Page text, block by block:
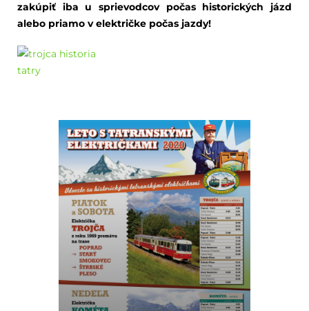
zakúpiť iba u sprievodcov počas historických jázd
alebo priamo v električke počas jazdy!